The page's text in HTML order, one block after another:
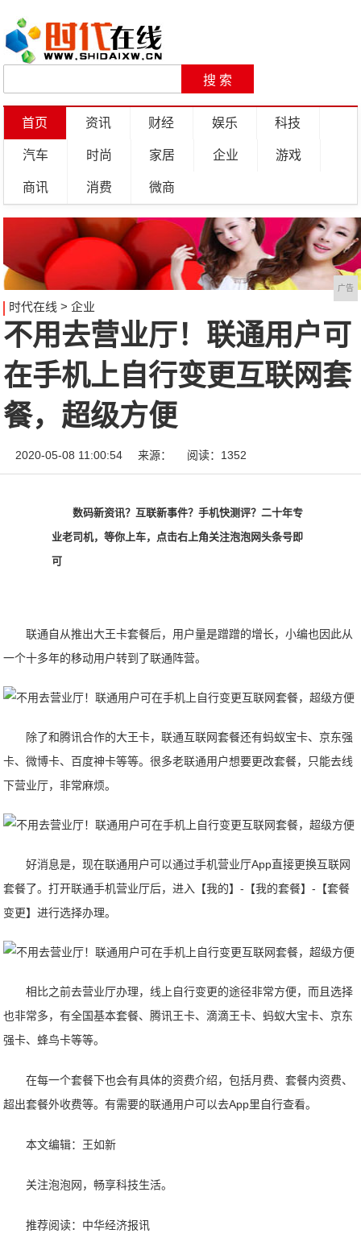
首页 资讯 财经 娱乐 科技
汽车 时尚 家居 企业 游戏
商讯 消费 微商
广告
时代在线 > 企业
不用去营业厅！联通用户可
在手机上自行变更互联网套
餐，超级方便
2020-05-08 11:00:54 来源： 阅读：1352
数码新资讯？互联新事件？手机快测评？二十年专
业老司机，等你上车，点击右上角关注泡泡网头条号即
可
联通自从推出大王卡套餐后，用户量是蹭蹭的增长，小编也因此从
一个十多年的移动用户转到了联通阵营。
除了和腾讯合作的大王卡，联通互联网套餐还有蚂蚁宝卡、京东强
卡、微博卡、百度神卡等等。很多老联通用户想要更改套餐，只能去线
下营业厅，非常麻烦。
好消息是，现在联通用户可以通过手机营业厅App直接更换互联网
套餐了。打开联通手机营业厅后，进入【我的】-【我的套餐】-【套餐
变更】进行选择办理。
相比之前去营业厅办理，线上自行变更的途径非常方便，而且选择
也非常多，有全国基本套餐、腾讯王卡、滴滴王卡、蚂蚁大宝卡、京东
强卡、蜂鸟卡等等。
在每一个套餐下也会有具体的资费介绍，包括月费、套餐内资费、
超出套餐外收费等。有需要的联通用户可以去App里自行查看。
本文编辑：王如新
关注泡泡网，畅享科技生活。
推荐阅读： 中华经济报讯